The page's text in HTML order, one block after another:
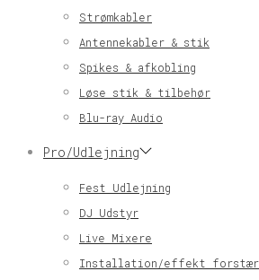
Strømkabler
Antennekabler & stik
Spikes & afkobling
Løse stik & tilbehør
Blu-ray Audio
Pro/Udlejning
Fest Udlejning
DJ Udstyr
Live Mixere
Installation/effekt